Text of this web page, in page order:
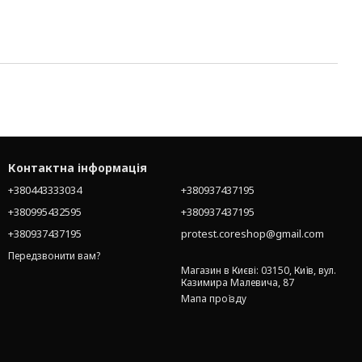
Контактна інформація
+380443333034
+380995432595
+380937437195
Передзвонити вам?
+380937437195
+380937437195
protest.coreshop@gmail.com
Магазин в Києві: 03150, Київ, вул.
Казимира Малевича, 87
Мапа проїзду